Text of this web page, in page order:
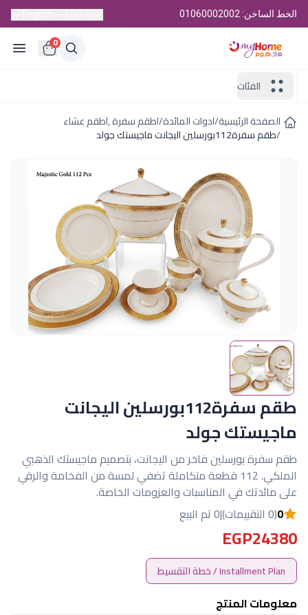
الخط الساخن: 01060002002
0
الفئات
الصفحة الرئيسية/ادوات المائدة/اطقم سفرة ,اطقم عشاء
/طقم سفرة112بورسلين اليجانت ماجيستك جولد
طقم سفرة112بورسلين اليجانت
ماجيستك جولد
طقم سفرة بورسلين فاخر من اليجانت، بتصميم ماجيستك الذهبي
الملكي. 112 قطعة متكاملة تضفي لمسة من الفخامة والرقي
على مائدتك في المناسبات والعزومات الخاصة.
0(0 التقييمات) |0 تم البيع
EGP24380
Installment Plan / خطة التقسيط
معلومات المنتج